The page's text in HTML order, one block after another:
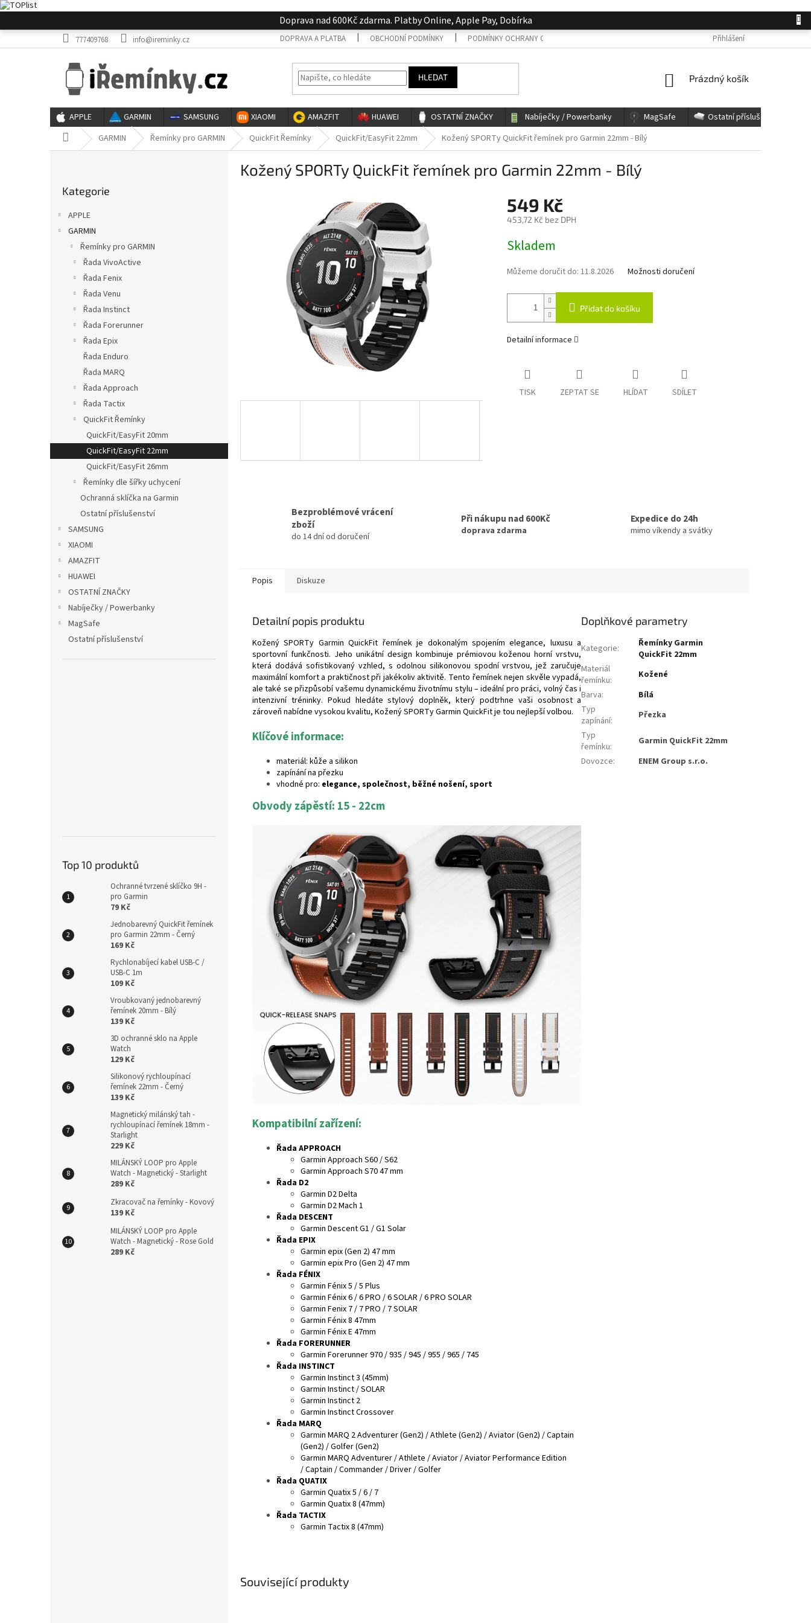
na
Doprava nad 600Kč zdarma. Platby Online, Apple Pay, Dobírka
777409768 info@ireminky.cz DOPRAVA A PLATBA OBCHODNÍ PODMÍNKY PODMÍNKY OCHRANY OSOBNÍCH ÚDAJŮ KONTAKTY
Přihlášení
HLEDAT
NÁKUPNÍ
Prázdný košík
APPLE GARMIN SAMSUNG XIAOMI AMAZFIT HUAWEI OSTATNÍ ZNAČKY Nabíječky / Powerbanky MagSafe
Ostatní příslušenství
Domů GARMIN Řemínky pro GARMIN QuickFit Řemínky QuickFit/EasyFit 22mm Kožený SPORTy QuickFit řemínek pro Garmin 22mm - Bílý
kategorie
Kategorie
APPLE
GARMIN
Řemínky pro GARMIN
Řada VivoActive
Řada Fenix
Řada Venu
Řada Instinct
Řada Forerunner
Řada Epix
Řada Enduro
Řada MARQ
Řada Approach
Řada Tactix
QuickFit Řemínky
QuickFit/EasyFit 20mm
QuickFit/EasyFit 22mm
QuickFit/EasyFit 26mm
Řemínky dle šířky uchycení
Ochranná sklíčka na Garmin
Ostatní příslušenství
SAMSUNG
XIAOMI
AMAZFIT
HUAWEI
OSTATNÍ ZNAČKY
Nabíječky / Powerbanky
MagSafe
Ostatní příslušenství
Top 10 produktů
Ochranné tvrzené sklíčko 9H -
pro Garmin
79 Kč
Jednobarevný QuickFit řemínek
pro Garmin 22mm - Černý
169 Kč
Rychlonabíjecí kabel USB-C /
USB-C 1m
109 Kč
Vroubkovaný jednobarevný
řemínek 20mm - Bílý
139 Kč
3D ochranné sklo na Apple
Watch
129 Kč
Silikonový rychloupínací
řemínek 22mm - Černý
139 Kč
Magnetický milánský tah -
rychloupínací řemínek 18mm -
Starlight
229 Kč
MILÁNSKÝ LOOP pro Apple
Watch - Magnetický - Starlight
289 Kč
Zkracovač na řemínky - Kovový
139 Kč
MILÁNSKÝ LOOP pro Apple
Watch - Magnetický - Rose Gold
289 Kč
Kožený SPORTy QuickFit řemínek pro Garmin 22mm - Bílý
549 Kč
453,72 Kč bez DPH
cena:
Skladem
Můžeme doručit do: 11.8.2026 Možnosti doručení
Přidat do košíku
Detailní informace
TISK ZEPTAT SE HLÍDAT SDÍLET
Bezproblémové vrácení
zboží
do 14 dní od doručení
Při nákupu nad 600Kč
doprava zdarma
Expedice do 24h
mimo víkendy a svátky
Související produkty
Popis Diskuze
Detailní popis produktu
Kožený SPORTy Garmin QuickFit řemínek je dokonalým spojením elegance, luxusu a
sportovní funkčnosti. Jeho unikátní design kombinuje prémiovou koženou horní vrstvu,
která dodává sofistikovaný vzhled, s odolnou silikonovou spodní vrstvou, jež zaručuje
maximální komfort a praktičnost při jakékoliv aktivitě. Tento řemínek nejen skvěle vypadá,
ale také se přizpůsobí vašemu dynamickému životnímu stylu – ideální pro práci, volný čas i
intenzivní tréninky. Pokud hledáte stylový doplněk, který podtrhne vaši osobnost a
zároveň nabídne vysokou kvalitu, Kožený SPORTy Garmin QuickFit je tou nejlepší volbou.
Klíčové informace:
materiál: kůže a silikon
zapínání na přezku
vhodné pro: elegance, společnost, běžné nošení, sport
Obvody zápěstí: 15 - 22cm
Kompatibilní zařízení:
Řada APPROACH
Garmin Approach S60 / S62
Garmin Approach S70 47 mm
Řada D2
Garmin D2 Delta
Garmin D2 Mach 1
Řada DESCENT
Garmin Descent G1 / G1 Solar
Řada EPIX
Garmin epix (Gen 2) 47 mm
Garmin epix Pro (Gen 2) 47 mm
Řada FÉNIX
Garmin Fénix 5 / 5 Plus
Garmin Fénix 6 / 6 PRO / 6 SOLAR / 6 PRO SOLAR
Garmin Fenix 7 / 7 PRO / 7 SOLAR
Garmin Fénix 8 47mm
Garmin Fénix E 47mm
Řada FORERUNNER
Garmin Forerunner 970 / 935 / 945 / 955 / 965 / 745
Řada INSTINCT
Garmin Instinct 3 (45mm)
Garmin Instinct / SOLAR
Garmin Instinct 2
Garmin Instinct Crossover
Řada MARQ
Garmin MARQ 2 Adventurer (Gen2) / Athlete (Gen2) / Aviator (Gen2) / Captain
(Gen2) / Golfer (Gen2)
Garmin MARQ Adventurer / Athlete / Aviator / Aviator Performance Edition
/ Captain / Commander / Driver / Golfer
Řada QUATIX
Garmin Quatix 5 / 6 / 7
Garmin Quatix 8 (47mm)
Řada TACTIX
Garmin Tactix 8 (47mm)
Doplňkové parametry
Kategorie:
Řemínky Garmin
QuickFit 22mm
Materiál
řemínku:
Kožené
Barva:
Bílá
Typ
zapínání:
Přezka
Typ
řemínku:
Garmin QuickFit 22mm
Dovozce: ENEM Group s.r.o.